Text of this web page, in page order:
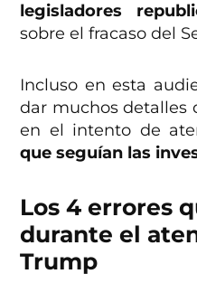
legisladores
sobre el fracaso del
Incluso en esta
dar muchos detalles
en el intento de
que seguían las
Los 4 errores
durante el
Trump